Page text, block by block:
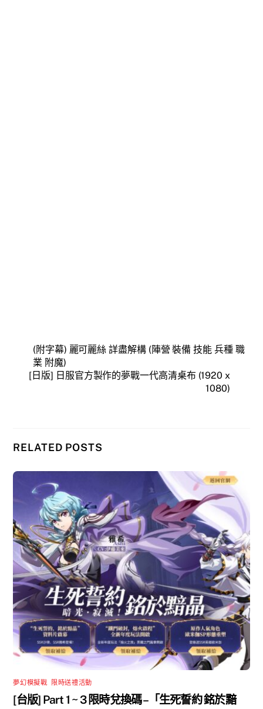
(附字幕) 麗可麗絲 詳盡解構 (陣營 裝備 技能 兵種 職
業 附魔)
[日版] 日服官方製作的夢戰一代高清桌布 (1920 x
1080)
RELATED POSTS
夢幻模擬戰 限時送禮活動
[台版] Part 1 ~ 3 限時兌換碼 –「生死誓約 銘於黯